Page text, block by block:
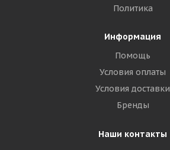
Политика
Информация
Помощь
Условия оплаты
Условия доставки
Бренды
Наши контакты